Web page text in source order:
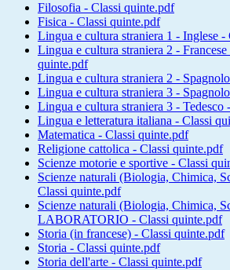
Filosofia - Classi quinte.pdf
Fisica - Classi quinte.pdf
Lingua e cultura straniera 1 - Inglese -
Lingua e cultura straniera 2 -
quinte.pdf
Lingua e cultura straniera 2 -
Lingua e cultura straniera 3 -
Lingua e cultura straniera 3 - Tedesco
Lingua e letteratura italiana - Classi
Matematica - Classi quinte.pdf
Religione cattolica - Classi quinte.pdf
Scienze motorie e sportive - Classi
Scienze naturali (Biologia, Chimica,
Classi quinte.pdf
Scienze naturali (Biologia, Chimica,
LABORATORIO - Classi quinte.pdf
Storia (in francese) - Classi quinte.pdf
Storia - Classi quinte.pdf
Storia dell'arte - Classi quinte.pdf